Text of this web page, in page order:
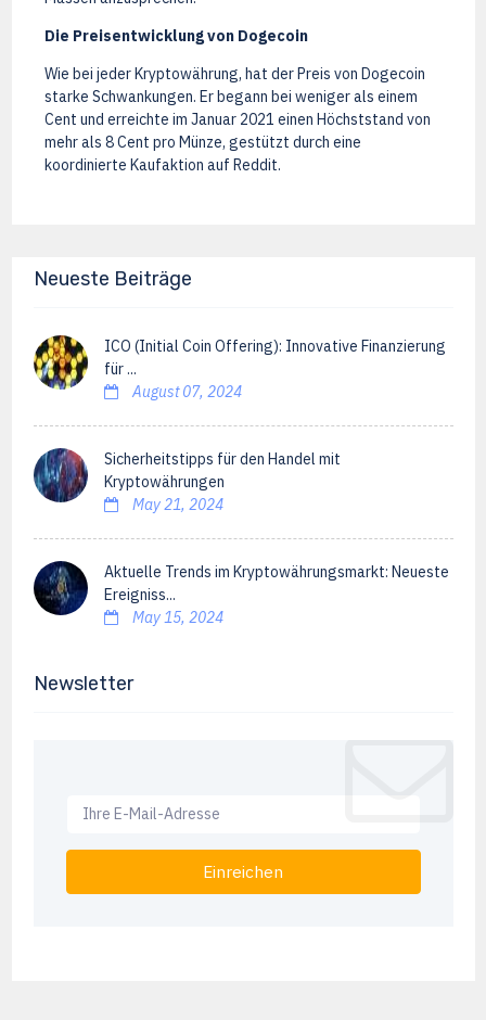
Die Preisentwicklung von Dogecoin
Wie bei jeder Kryptowährung, hat der Preis von Dogecoin
starke Schwankungen. Er begann bei weniger als einem
Cent und erreichte im Januar 2021 einen Höchststand von
mehr als 8 Cent pro Münze, gestützt durch eine
koordinierte Kaufaktion auf Reddit.
Neueste Beiträge
ICO (Initial Coin Offering): Innovative Finanzierung
für ...
August 07, 2024
Sicherheitstipps für den Handel mit
Kryptowährungen
May 21, 2024
Aktuelle Trends im Kryptowährungsmarkt: Neueste
Ereigniss...
May 15, 2024
Newsletter
Einreichen